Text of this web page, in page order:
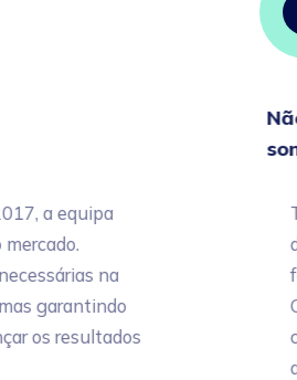
a equipa
na
garantindo
resultados